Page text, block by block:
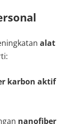
alat
karbon aktif
nanofiber